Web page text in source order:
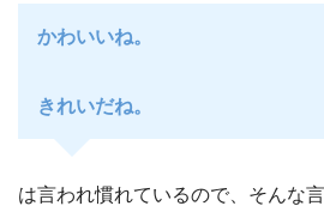
かわいいね。
きれいだね。
は言われ慣れているので、そんな